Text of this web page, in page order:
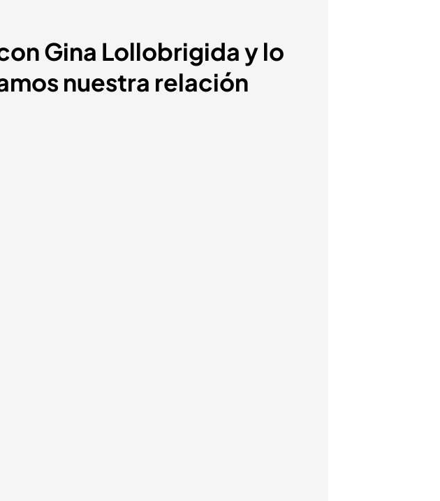
Gina Lollobrigida y lo
nuestra relación